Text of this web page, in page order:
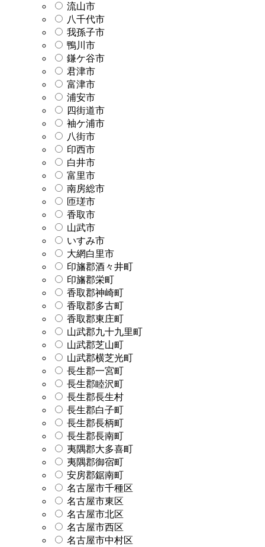
流山市
八千代市
我孫子市
鴨川市
鎌ケ谷市
君津市
富津市
浦安市
四街道市
袖ケ浦市
八街市
印西市
白井市
富里市
南房総市
匝瑳市
香取市
山武市
いすみ市
大網白里市
印旛郡酒々井町
印旛郡栄町
香取郡神崎町
香取郡多古町
香取郡東庄町
山武郡九十九里町
山武郡芝山町
山武郡横芝光町
長生郡一宮町
長生郡睦沢町
長生郡長生村
長生郡白子町
長生郡長柄町
長生郡長南町
夷隅郡大多喜町
夷隅郡御宿町
安房郡鋸南町
名古屋市千種区
名古屋市東区
名古屋市北区
名古屋市西区
名古屋市中村区